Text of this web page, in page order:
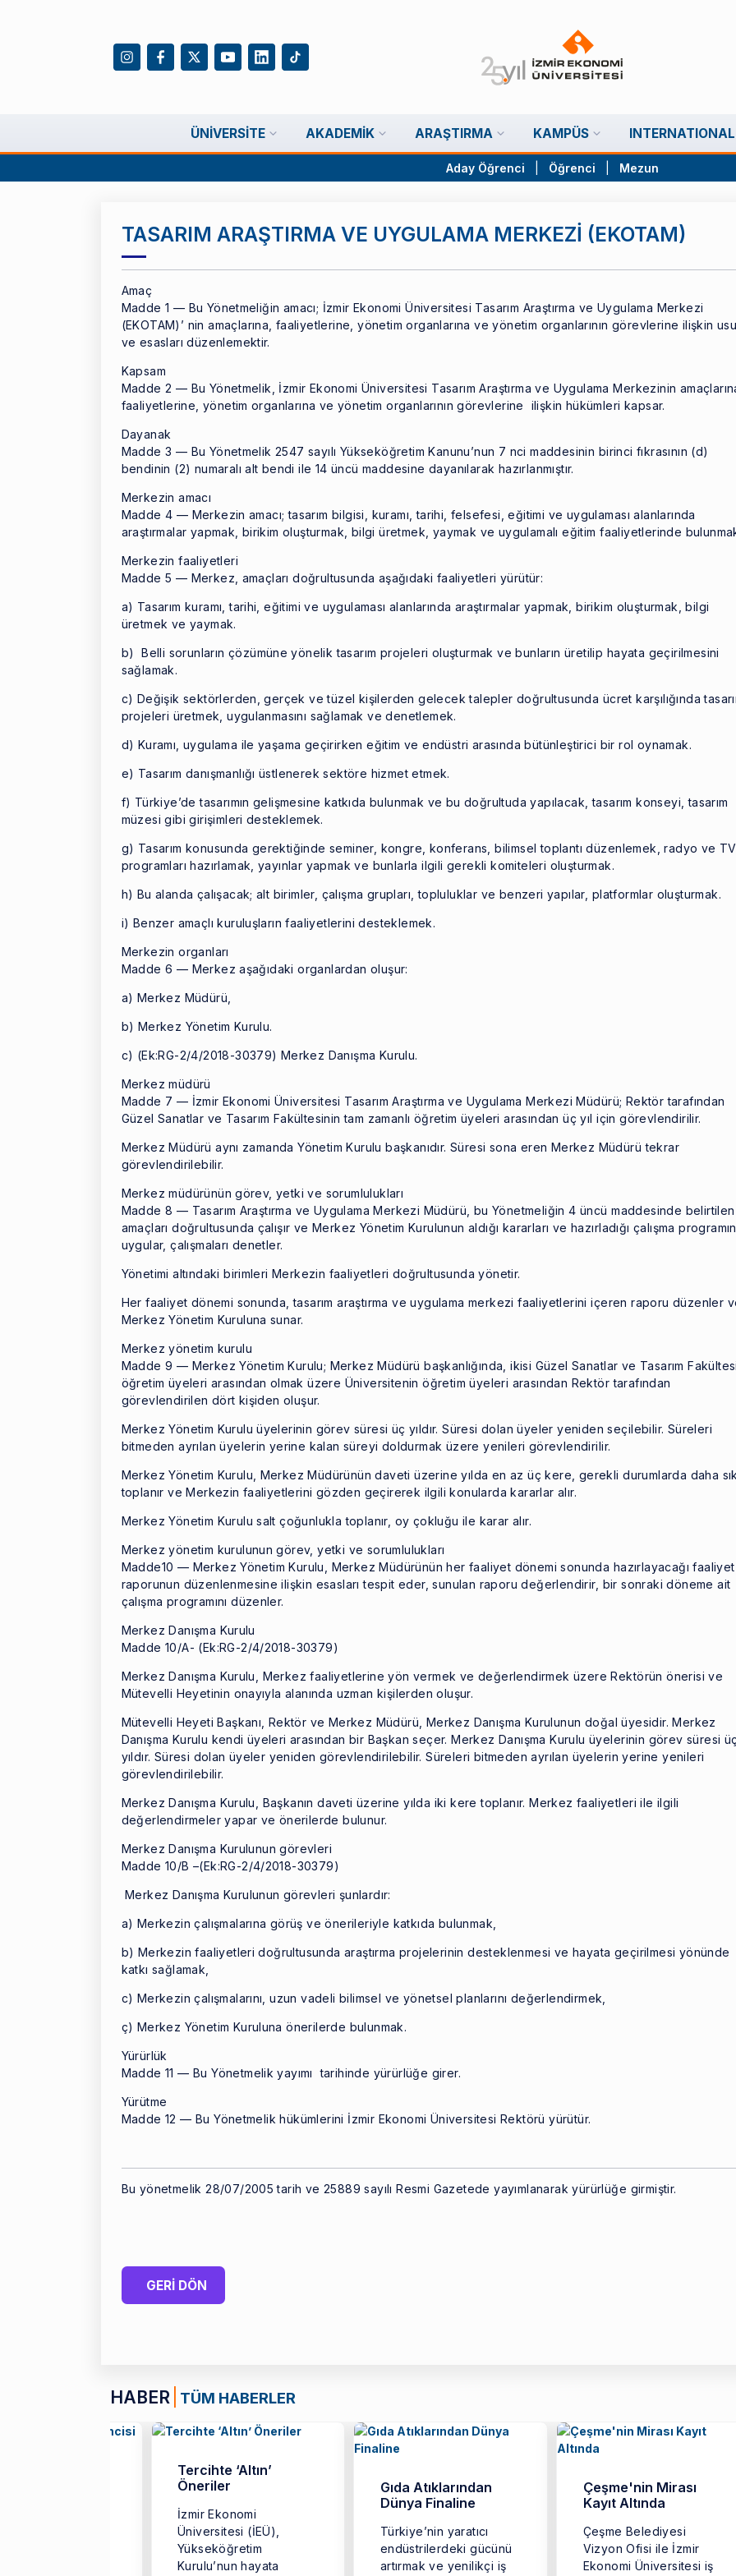
ÜNIVERSITE AKADEMIK ARAŞTIRMA KAMPÜS INTERNATIONAL
Aday Öğrenci Öğrenci Mezun
TASARIM ARAŞTIRMA VE UYGULAMA MERKEZİ (EKOTAM)
Amaç
Madde 1 — Bu Yönetmeliğin amacı; İzmir Ekonomi Üniversitesi Tasarım Araştırma ve Uygulama Merkezi
(EKOTAM)’ nin amaçlarına, faaliyetlerine, yönetim organlarına ve yönetim organlarının görevlerine ilişkin
ve esasları düzenlemektir.
Kapsam
Madde 2 — Bu Yönetmelik, İzmir Ekonomi Üniversitesi Tasarım Araştırma ve Uygulama Merkezinin
faaliyetlerine, yönetim organlarına ve yönetim organlarının görevlerine ilişkin hükümleri kapsar.
Dayanak
Madde 3 — Bu Yönetmelik 2547 sayılı Yükseköğretim Kanunu’nun 7 nci maddesinin birinci fıkrasının (d)
bendinin (2) numaralı alt bendi ile 14 üncü maddesine dayanılarak hazırlanmıştır.
Merkezin amacı
Madde 4 — Merkezin amacı; tasarım bilgisi, kuramı, tarihi, felsefesi, eğitimi ve uygulaması alanlarında
araştırmalar yapmak, birikim oluşturmak, bilgi üretmek, yaymak ve uygulamalı eğitim faaliyetlerinde
Merkezin faaliyetleri
Madde 5 — Merkez, amaçları doğrultusunda aşağıdaki faaliyetleri yürütür:
a) Tasarım kuramı, tarihi, eğitimi ve uygulaması alanlarında araştırmalar yapmak, birikim oluşturmak, bilgi
üretmek ve yaymak.
b) Belli sorunların çözümüne yönelik tasarım projeleri oluşturmak ve bunların üretilip hayata geçirilmesini
sağlamak.
c) Değişik sektörlerden, gerçek ve tüzel kişilerden gelecek talepler doğrultusunda ücret karşılığında
projeleri üretmek, uygulanmasını sağlamak ve denetlemek.
d) Kuramı, uygulama ile yaşama geçirirken eğitim ve endüstri arasında bütünleştirici bir rol oynamak.
e) Tasarım danışmanlığı üstlenerek sektöre hizmet etmek.
f) Türkiye’de tasarımın gelişmesine katkıda bulunmak ve bu doğrultuda yapılacak, tasarım konseyi, tasarım
müzesi gibi girişimleri desteklemek.
g) Tasarım konusunda gerektiğinde seminer, kongre, konferans, bilimsel toplantı düzenlemek, radyo ve TV
programları hazırlamak, yayınlar yapmak ve bunlarla ilgili gerekli komiteleri oluşturmak.
h) Bu alanda çalışacak; alt birimler, çalışma grupları, topluluklar ve benzeri yapılar, platformlar oluşturmak.
i) Benzer amaçlı kuruluşların faaliyetlerini desteklemek.
Merkezin organları
Madde 6 — Merkez aşağıdaki organlardan oluşur:
a) Merkez Müdürü,
b) Merkez Yönetim Kurulu.
c) (Ek:RG-2/4/2018-30379) Merkez Danışma Kurulu.
Merkez müdürü
Madde 7 — İzmir Ekonomi Üniversitesi Tasarım Araştırma ve Uygulama Merkezi Müdürü; Rektör tarafından
Güzel Sanatlar ve Tasarım Fakültesinin tam zamanlı öğretim üyeleri arasından üç yıl için görevlendirilir.
Merkez Müdürü aynı zamanda Yönetim Kurulu başkanıdır. Süresi sona eren Merkez Müdürü tekrar
görevlendirilebilir.
Merkez müdürünün görev, yetki ve sorumlulukları
Madde 8 — Tasarım Araştırma ve Uygulama Merkezi Müdürü, bu Yönetmeliğin 4 üncü maddesinde belirtilen
amaçları doğrultusunda çalışır ve Merkez Yönetim Kurulunun aldığı kararları ve hazırladığı çalışma
uygular, çalışmaları denetler.
Yönetimi altındaki birimleri Merkezin faaliyetleri doğrultusunda yönetir.
Her faaliyet dönemi sonunda, tasarım araştırma ve uygulama merkezi faaliyetlerini içeren raporu düzenler
Merkez Yönetim Kuruluna sunar.
Merkez yönetim kurulu
Madde 9 — Merkez Yönetim Kurulu; Merkez Müdürü başkanlığında, ikisi Güzel Sanatlar ve Tasarım
öğretim üyeleri arasından olmak üzere Üniversitenin öğretim üyeleri arasından Rektör tarafından
görevlendirilen dört kişiden oluşur.
Merkez Yönetim Kurulu üyelerinin görev süresi üç yıldır. Süresi dolan üyeler yeniden seçilebilir. Süreleri
bitmeden ayrılan üyelerin yerine kalan süreyi doldurmak üzere yenileri görevlendirilir.
Merkez Yönetim Kurulu, Merkez Müdürünün daveti üzerine yılda en az üç kere, gerekli durumlarda daha
toplanır ve Merkezin faaliyetlerini gözden geçirerek ilgili konularda kararlar alır.
Merkez Yönetim Kurulu salt çoğunlukla toplanır, oy çokluğu ile karar alır.
Merkez yönetim kurulunun görev, yetki ve sorumlulukları
Madde10 — Merkez Yönetim Kurulu, Merkez Müdürünün her faaliyet dönemi sonunda hazırlayacağı faaliyet
raporunun düzenlenmesine ilişkin esasları tespit eder, sunulan raporu değerlendirir, bir sonraki döneme ait
çalışma programını düzenler.
Merkez Danışma Kurulu
Madde 10/A- (Ek:RG-2/4/2018-30379)
Merkez Danışma Kurulu, Merkez faaliyetlerine yön vermek ve değerlendirmek üzere Rektörün önerisi ve
Mütevelli Heyetinin onayıyla alanında uzman kişilerden oluşur.
Mütevelli Heyeti Başkanı, Rektör ve Merkez Müdürü, Merkez Danışma Kurulunun doğal üyesidir. Merkez
Danışma Kurulu kendi üyeleri arasından bir Başkan seçer. Merkez Danışma Kurulu üyelerinin görev süresi
yıldır. Süresi dolan üyeler yeniden görevlendirilebilir. Süreleri bitmeden ayrılan üyelerin yerine yenileri
görevlendirilebilir.
Merkez Danışma Kurulu, Başkanın daveti üzerine yılda iki kere toplanır. Merkez faaliyetleri ile ilgili
değerlendirmeler yapar ve önerilerde bulunur.
Merkez Danışma Kurulunun görevleri
Madde 10/B –(Ek:RG-2/4/2018-30379)
Merkez Danışma Kurulunun görevleri şunlardır:
a) Merkezin çalışmalarına görüş ve önerileriyle katkıda bulunmak,
b) Merkezin faaliyetleri doğrultusunda araştırma projelerinin desteklenmesi ve hayata geçirilmesi yönünde
katkı sağlamak,
c) Merkezin çalışmalarını, uzun vadeli bilimsel ve yönetsel planlarını değerlendirmek,
ç) Merkez Yönetim Kuruluna önerilerde bulunmak.
Yürürlük
Madde 11 — Bu Yönetmelik yayımı tarihinde yürürlüğe girer.
Yürütme
Madde 12 — Bu Yönetmelik hükümlerini İzmir Ekonomi Üniversitesi Rektörü yürütür.
Bu yönetmelik 28/07/2005 tarih ve 25889 sayılı Resmi Gazetede yayımlanarak yürürlüğe girmiştir.
GERİ DÖN
HABER TÜM HABERLER
Tercihte ‘Altın’
Öneriler
İzmir Ekonomi
Üniversitesi (İEÜ),
Yükseköğretim
Kurulu’nun hayata
Gıda Atıklarından
Dünya Finaline
Türkiye’nin yaratıcı
endüstrilerdeki gücünü
artırmak ve yenilikçi iş
Çeşme'nin Mirası
Kayıt Altında
Çeşme Belediyesi
Vizyon Ofisi ile İzmir
Ekonomi Üniversitesi iş